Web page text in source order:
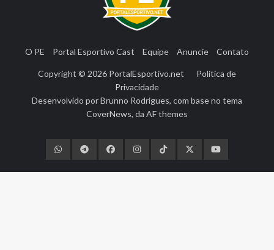
O PE Portal Esportivo Cast Equipe Anuncie Contato
Copyright © 2026 PortalEsportivo.net
Política de
Privacidade
Desenvolvido porBrunno Rodrigues, com base no tema
CoverNews, da AF themes